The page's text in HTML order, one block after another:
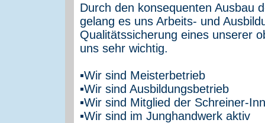
Durch den konsequenten Ausbau
gelang es uns Arbeits- und
Qualitätssicherung eines unserer
uns sehr wichtig.
▪Wir sind Meisterbetrieb
▪Wir sind Ausbildungsbetrieb
▪Wir sind Mitglied der Schreiner-
▪Wir sind im Junghandwerk aktiv